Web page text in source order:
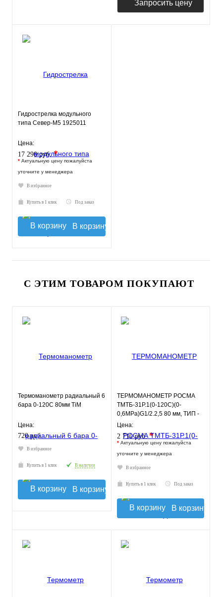
Запросить цену
Гидрострелка модульного
типа Север-M5 1925011
Цена:
17 290 руб.*
* Актуальную цену пожалуйста
уточните у менеджера
В избранное
Купить в 1 клик Под заказ
В корзину
С ЭТИМ ТОВАРОМ ПОКУПАЮТ
Термоманометр радиальный 6
бара 0-120С 80мм TiM
Цена:
720 руб.
В избранное
Купить в 1 клик В наличии
В корзину
ТЕРМОМАНОМЕТР РОСМА
ТМТБ-31Р.1(0-120С)(0-
0,6MPa)G1/2.2,5 80 мм, ТИП -
ТМТБ-31Р, температура: 0-
120С,
Цена:
2 710 руб.*
* Актуальную цену пожалуйста
уточните у менеджера
В избранное
Купить в 1 клик Под заказ
В корзину